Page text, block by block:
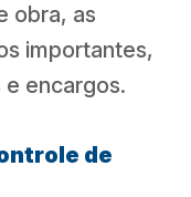
obra, as
importantes,
encargos.
de